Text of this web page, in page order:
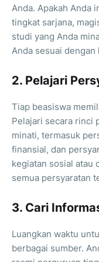
Anda. Apakah Anda
tingkat sarjana,
studi yang Anda
Anda sesuai dengan
2. Pelajari
Tiap beasiswa
Pelajari secara rinci
minati, termasuk
finansial, dan
kegiatan sosial atau
semua persyaratan
3. Cari
Luangkan waktu
berbagai sumber.